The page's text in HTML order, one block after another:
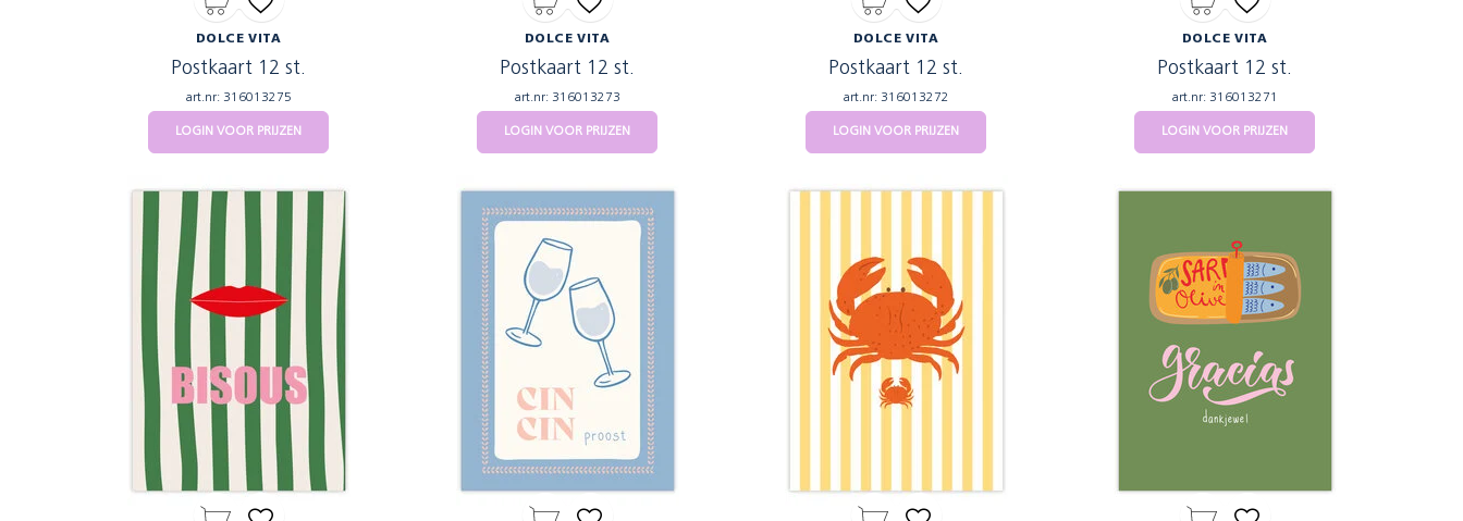
DOLCE VITA
Postkaart 12 st.
art.nr: 316013275
LOGIN VOOR PRIJZEN
DOLCE VITA
Postkaart 12 st.
art.nr: 316013273
LOGIN VOOR PRIJZEN
DOLCE VITA
Postkaart 12 st.
art.nr: 316013272
LOGIN VOOR PRIJZEN
DOLCE VITA
Postkaart 12 st.
art.nr: 316013271
LOGIN VOOR PRIJZEN